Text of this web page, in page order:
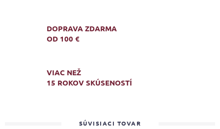
DOPRAVA ZDARMA
OD 100 €
VIAC NEŽ
15 ROKOV SKÚSENOSTÍ
SÚVISIACI TOVAR